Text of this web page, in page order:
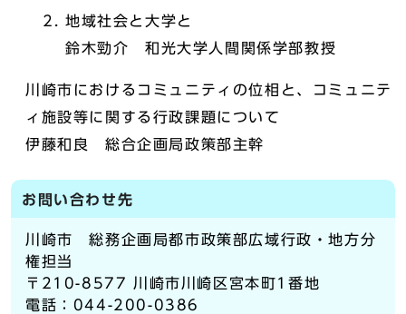
地域社会と大学と
鈴木勁介 和光大学人間関係学部教授
川崎市におけるコミュニティの位相と、コミュニテ
ィ施設等に関する行政課題について
伊藤和良 総合企画局政策部主幹
お問い合わせ先
川崎市 総務企画局都市政策部広域行政・地方分
権担当
〒210-8577 川崎市川崎区宮本町1番地
電話：044-200-0386